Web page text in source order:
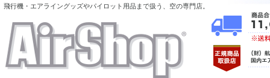
飛行機・エアライングッズやパイロット用品まで扱う、空の専門店。